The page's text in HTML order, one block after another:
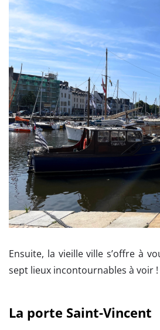
Ensuite, la vieille ville s’offre à
sept lieux incontournables à voir !
La porte Saint-Vincent